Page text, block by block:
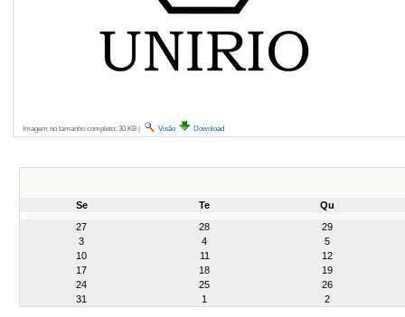
Imagem no tamanho completo: 30 KB| Visão Download
Se Te
Qu
27
28
29
3
4
5
10
11
12
17
18
19
24
25
26
31
1 2